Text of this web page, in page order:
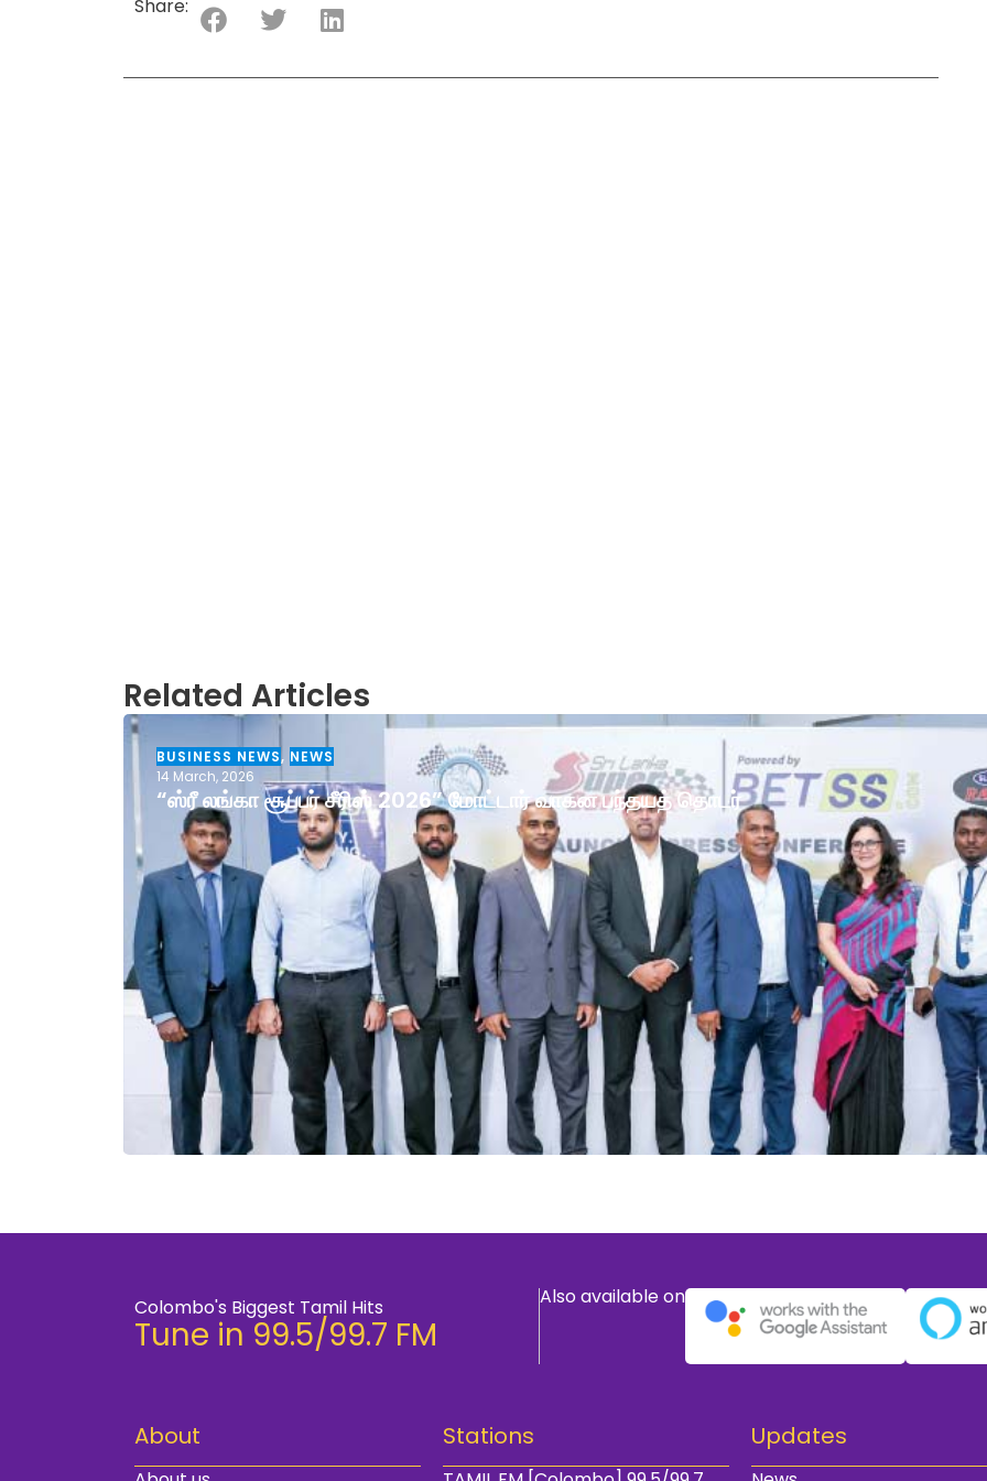
Share:
Related Articles
BUSINESS NEWS, NEWS
14 March, 2026
“ஸ்ரீ லங்கா சூப்பர் சீரிஸ் 2026” மோட்டார் வாகன பந்தயத் தொடர்
Colombo's Biggest Tamil Hits
Tune in 99.5/99.7 FM
Also available on
About Stations Updates